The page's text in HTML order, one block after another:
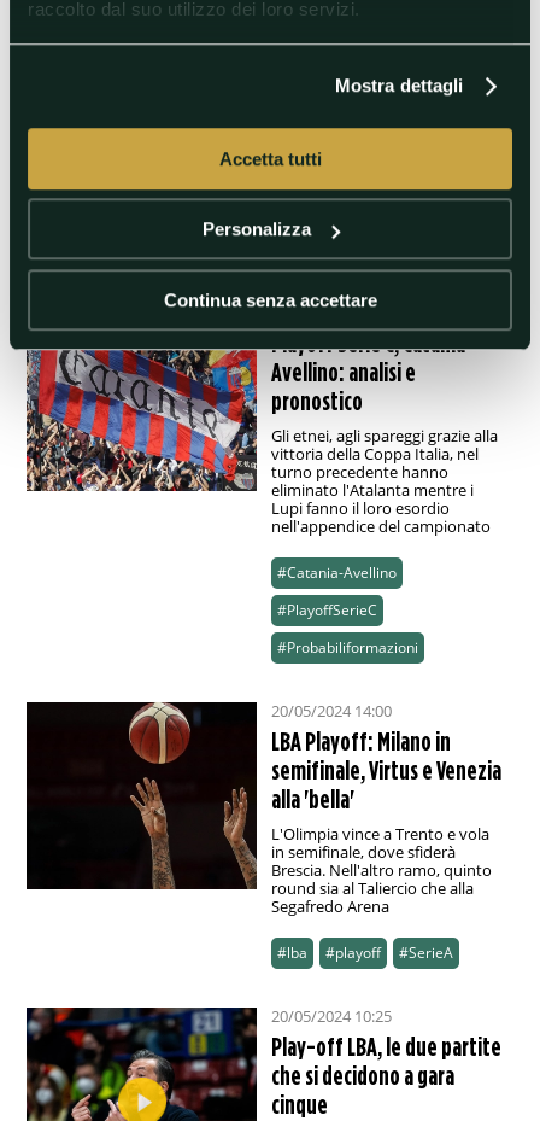
raccolto dal suo utilizzo dei loro servizi.
Mostra dettagli
Accetta tutti
Personalizza
Continua senza accettare
nell'andata dei quarti di finale
degli spareggi: tutto quello che
Moccagatta
21/05/2024 09:55
Playoff Serie C, Catania-
Avellino: analisi e
pronostico
Gli etnei, agli spareggi grazie alla
vittoria della Coppa Italia, nel
turno precedente hanno
eliminato l'Atalanta mentre i
Lupi fanno il loro esordio
nell'appendice del campionato
#Catania-Avellino
#PlayoffSerieC
#Probabiliformazioni
20/05/2024 14:00
LBA Playoff: Milano in
semifinale, Virtus e Venezia
alla 'bella'
L'Olimpia vince a Trento e vola
in semifinale, dove sfiderà
Brescia. Nell'altro ramo, quinto
round sia al Taliercio che alla
Segafredo Arena
#lba #playoff #SerieA
20/05/2024 10:25
Play-off LBA, le due partite
che si decidono a gara
cinque